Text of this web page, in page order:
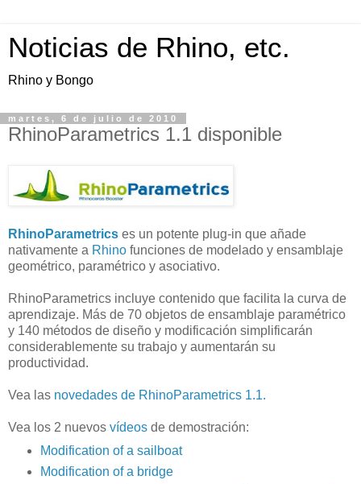
Noticias de Rhino, etc.
Rhino y Bongo
martes, 6 de julio de 2010
RhinoParametrics 1.1 disponible
RhinoParametrics es un potente plug-in que añade
nativamente a Rhino funciones de modelado y ensamblaje
geométrico, paramétrico y asociativo.
RhinoParametrics incluye contenido que facilita la curva de
aprendizaje. Más de 70 objetos de ensamblaje paramétrico
y 140 métodos de diseño y modificación simplificarán
considerablemente su trabajo y aumentarán su
productividad.
Vea las novedades de RhinoParametrics 1.1.
Vea los 2 nuevos vídeos de demostración:
Modification of a sailboat
Modification of a bridge